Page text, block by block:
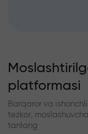
platformasi
Barqaror va
tezkor,
tanlang